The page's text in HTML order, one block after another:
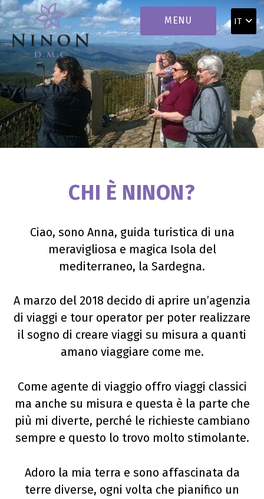
IT
MENU
ITINERARI
SERVIZI
RACCONTI DI NINON
CHI SONO
PARTNERS
CHI È NINON?
Ciao, sono Anna, guida turistica di una
meravigliosa e magica Isola del
mediterraneo, la Sardegna.
A marzo del 2018 decido di aprire un’agenzia
di viaggi e tour operator per poter realizzare
il sogno di creare viaggi su misura a quanti
amano viaggiare come me.
Come agente di viaggio offro viaggi classici
ma anche su misura e questa è la parte che
più mi diverte, perché le richieste cambiano
sempre e questo lo trovo molto stimolante.
Adoro la mia terra e sono affascinata da
terre diverse, ogni volta che pianifico un